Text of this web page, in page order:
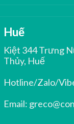
Huế
Kiệt 344 Trưng
Thủy, Huế
Hotline/Zalo/
Email: